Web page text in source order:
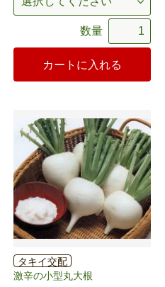
数量
カートに入れる
タキイ交配
激辛の小型丸大根